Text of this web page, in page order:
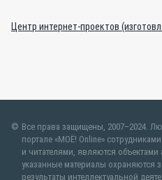
Центр интернет-проектов
Все права защищены, 2007–2024.
портале «МОЁ! Online»
и читателями, являются объектами
указанные материалы охраняются
результаты интеллектуальной